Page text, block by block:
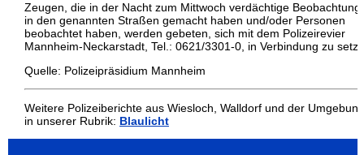
Zeugen, die in der Nacht zum Mittwoch verdächtige
in den genannten Straßen gemacht haben und/oder Personen
beobachtet haben, werden gebeten, sich mit dem Polizeirevier
Mannheim-Neckarstadt, Tel.: 0621/3301-0, in Verbindung zu
Quelle: Polizeipräsidium Mannheim
Weitere Polizeiberichte aus Wiesloch, Walldorf und der Umgebung
in unserer Rubrik: Blaulicht